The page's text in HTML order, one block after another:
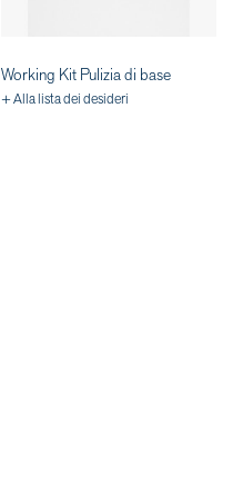
Working Kit Pulizia di base
+ Alla lista dei desideri